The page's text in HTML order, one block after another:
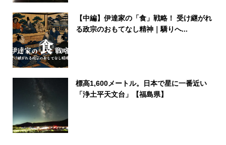
【中編】伊達家の「食」戦略！ 受け継がれ
る政宗のおもてなし精神｜驕りへ...
標高1,600メートル。日本で星に一番近い
「浄土平天文台」【福島県】